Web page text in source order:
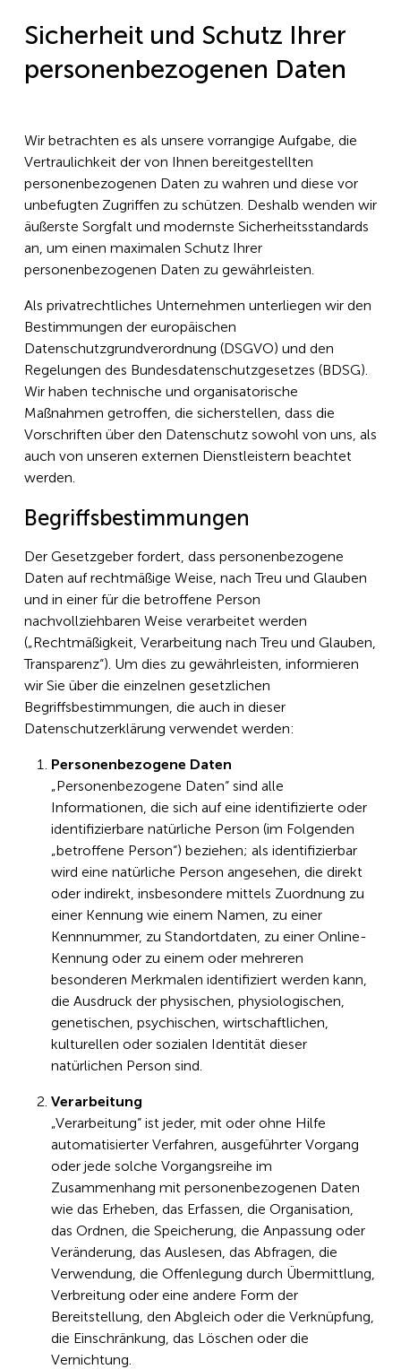
Sicherheit und Schutz Ihrer
personenbezogenen Daten
Wir betrachten es als unsere vorrangige Aufgabe, die
Vertraulichkeit der von Ihnen bereitgestellten
personenbezogenen Daten zu wahren und diese vor
unbefugten Zugriffen zu schützen. Deshalb wenden wir
äußerste Sorgfalt und modernste Sicherheitsstandards
an, um einen maximalen Schutz Ihrer
personenbezogenen Daten zu gewährleisten.
Als privatrechtliches Unternehmen unterliegen wir den
Bestimmungen der europäischen
Datenschutzgrundverordnung (DSGVO) und den
Regelungen des Bundesdatenschutzgesetzes (BDSG).
Wir haben technische und organisatorische
Maßnahmen getroffen, die sicherstellen, dass die
Vorschriften über den Datenschutz sowohl von uns, als
auch von unseren externen Dienstleistern beachtet
werden.
Begriffsbestimmungen
Der Gesetzgeber fordert, dass personenbezogene
Daten auf rechtmäßige Weise, nach Treu und Glauben
und in einer für die betroffene Person
nachvollziehbaren Weise verarbeitet werden
(„Rechtmäßigkeit, Verarbeitung nach Treu und Glauben,
Transparenz“). Um dies zu gewährleisten, informieren
wir Sie über die einzelnen gesetzlichen
Begriffsbestimmungen, die auch in dieser
Datenschutzerklärung verwendet werden:
Personenbezogene Daten
„Personenbezogene Daten“ sind alle
Informationen, die sich auf eine identifizierte oder
identifizierbare natürliche Person (im Folgenden
„betroffene Person“) beziehen; als identifizierbar
wird eine natürliche Person angesehen, die direkt
oder indirekt, insbesondere mittels Zuordnung zu
einer Kennung wie einem Namen, zu einer
Kennnummer, zu Standortdaten, zu einer Online-
Kennung oder zu einem oder mehreren
besonderen Merkmalen identifiziert werden kann,
die Ausdruck der physischen, physiologischen,
genetischen, psychischen, wirtschaftlichen,
kulturellen oder sozialen Identität dieser
natürlichen Person sind.
Verarbeitung
„Verarbeitung“ ist jeder, mit oder ohne Hilfe
automatisierter Verfahren, ausgeführter Vorgang
oder jede solche Vorgangsreihe im
Zusammenhang mit personenbezogenen Daten
wie das Erheben, das Erfassen, die Organisation,
das Ordnen, die Speicherung, die Anpassung oder
Veränderung, das Auslesen, das Abfragen, die
Verwendung, die Offenlegung durch Übermittlung,
Verbreitung oder eine andere Form der
Bereitstellung, den Abgleich oder die Verknüpfung,
die Einschränkung, das Löschen oder die
Vernichtung.